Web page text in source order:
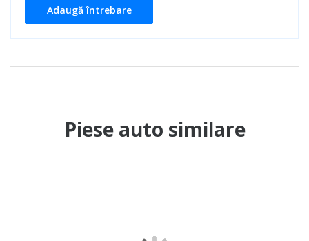
Adaugă întrebare
Piese auto similare